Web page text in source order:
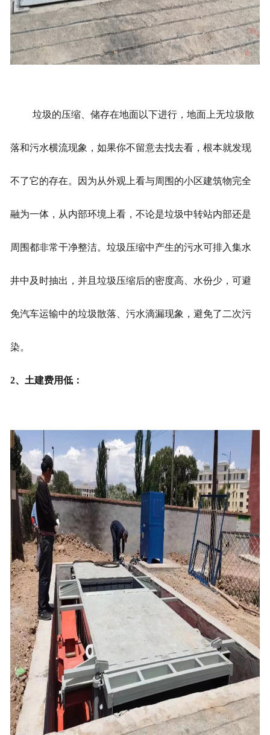
垃圾的压缩、储存在地面以下进行，地面上无垃圾散
落和污水横流现象，如果你不留意去找去看，根本就发现
不了它的存在。因为从外观上看与周围的小区建筑物完全
融为一体，从内部环境上看，不论是垃圾中转站内部还是
周围都非常干净整洁。垃圾压缩中产生的污水可排入集水
井中及时抽出，并且垃圾压缩后的密度高、水份少，可避
免汽车运输中的垃圾散落、污水滴漏现象，避免了二次污
染。
2、土建费用低：